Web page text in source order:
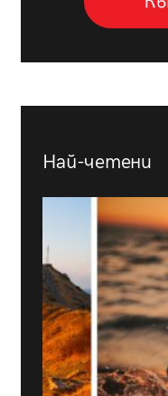
Най-четени